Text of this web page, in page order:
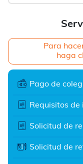
Para
haga
Pago de
Requisitos de
Solicitud de
Solicitud de